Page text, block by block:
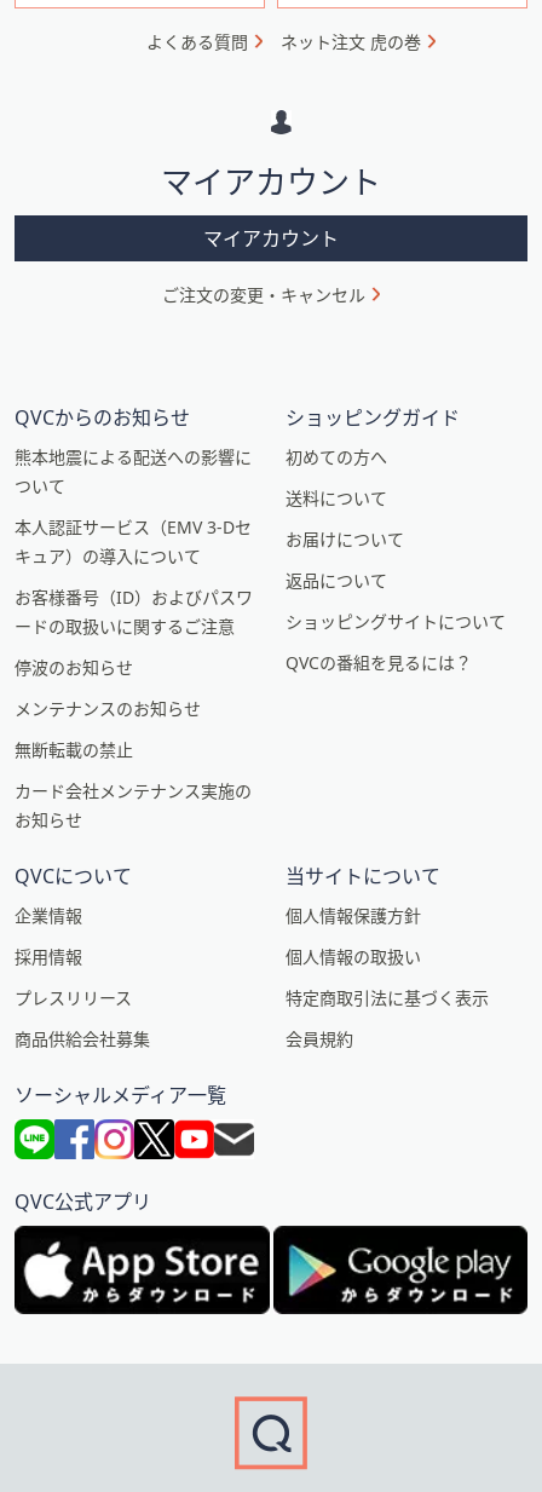
ン
よくある質問 ネット注文 虎の巻
マイアカウント
マイアカウント
ご注文の変更・キャンセル
QVCからのお知らせ
熊本地震による配送への影響に
ついて
本人認証サービス（EMV 3-Dセ
キュア）の導入について
お客様番号（ID）およびパスワ
ードの取扱いに関するご注意
停波のお知らせ
メンテナンスのお知らせ
無断転載の禁止
カード会社メンテナンス実施の
お知らせ
ショッピングガイド
初めての方へ
送料について
お届けについて
返品について
ショッピングサイトについて
QVCの番組を見るには？
QVCについて
企業情報
採用情報
プレスリリース
商品供給会社募集
当サイトについて
個人情報保護方針
個人情報の取扱い
特定商取引法に基づく表示
会員規約
ソーシャルメディア一覧
QVC公式アプリ